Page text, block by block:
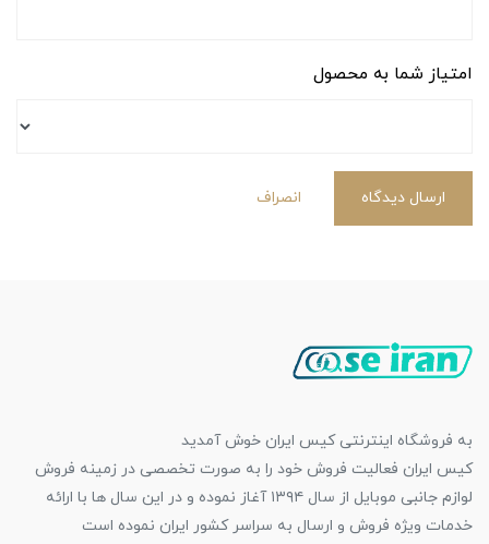
امتیاز شما به محصول
ارسال دیدگاه انصراف
به فروشگاه اینترنتی کیس ایران خوش آمدید
کیس ایران فعالیت فروش خود را به صورت تخصصی در زمینه فروش
لوازم جانبی موبایل از سال ۱۳۹۴ آغاز نموده و در این سال ها با ارائه
خدمات ویژه فروش و ارسال به سراسر کشور ایران نموده است